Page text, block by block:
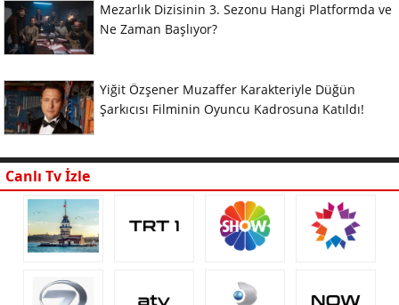
Mezarlık Dizisinin 3. Sezonu Hangi Platformda ve
Ne Zaman Başlıyor?
Yiğit Özşener Muzaffer Karakteriyle Düğün
Şarkıcısı Filminin Oyuncu Kadrosuna Katıldı!
Canlı Tv İzle